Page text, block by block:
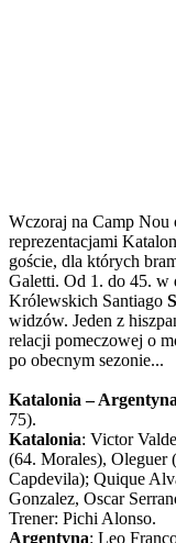
Wczoraj na Camp Nou
reprezentacjami
goście, dla których
Galetti. Od 1. do 45. w
Królewskich Santiago
widzów. Jeden z
relacji pomeczowej o
po obecnym sezonie...
Katalonia –
75).
Katalonia: Victor
(64. Morales), Oleguer
Capdevila); Quique
Gonzalez, Oscar
Trener: Pichi Alonso.
Argentyna: Leo